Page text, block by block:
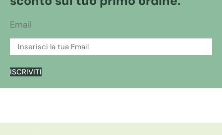
Email
ISCRIVITI